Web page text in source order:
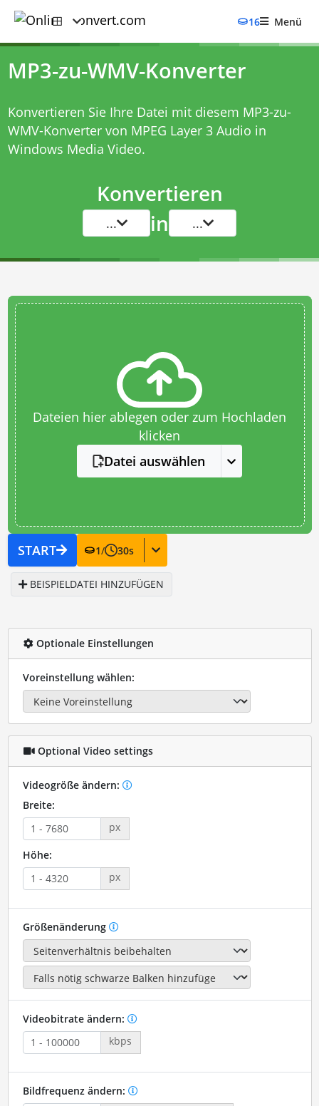
16 Menü
MP3-zu-WMV-Konverter
Konvertieren Sie Ihre Datei mit diesem MP3-zu-
WMV-Konvertervon MPEG Layer 3 Audio in
Windows Media Video.
Konvertieren
... in ...
Dateien hier ablegen oder zum Hochladen
klicken
Datei auswählen
START 1/ 30s
BEISPIELDATEI HINZUFÜGEN
Optionale Einstellungen
Voreinstellung wählen:
Optional Video settings
Videogröße ändern:
Breite:
px
Höhe:
px
Größenänderung
Videobitrate ändern:
kbps
Bildfrequenz ändern: